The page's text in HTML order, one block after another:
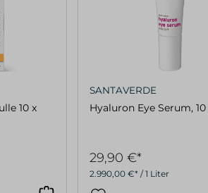
10 x
SANTAVERDE
Hyaluron Eye Serum,
2.990,00 €* / 1 Liter
29,90 €*